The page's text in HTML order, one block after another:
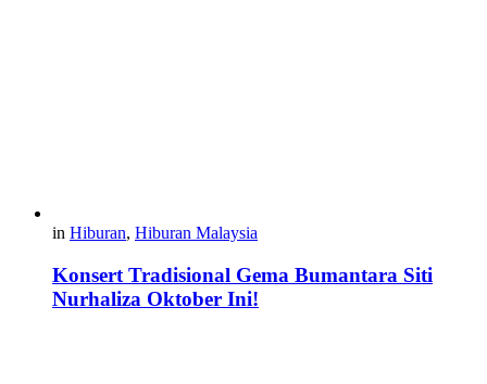
in Hiburan, Hiburan Malaysia
Konsert Tradisional Gema Bumantara Siti
Nurhaliza Oktober Ini!